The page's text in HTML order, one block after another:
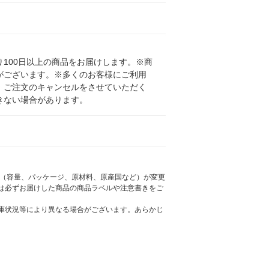
100日以上の商品をお届けします。※商
ございます。※多くのお客様にご利用
注文のキャンセルをさせていただく
い場合があります。
容量、パッケージ、原材料、原産国など）が変更
ずお届けした商品の商品ラベルや注意書きをご
況等により異なる場合がございます。あらかじ